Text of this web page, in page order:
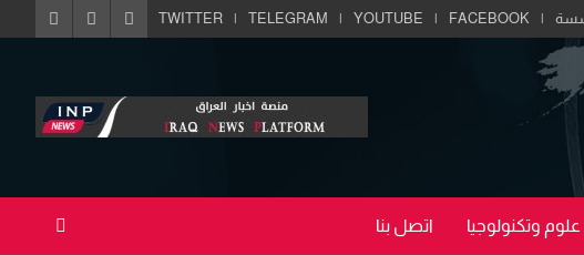
FACEBOOK
YOUTUBE
TELEGRAM
TWITTER
علوم وتكنولوجيا اتصل بنا